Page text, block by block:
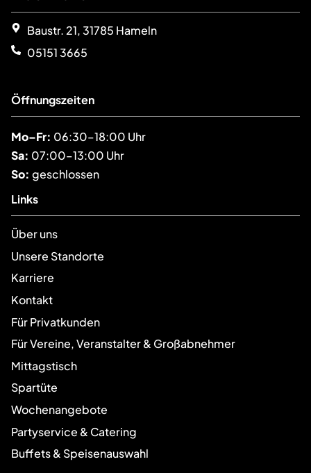
Baustr. 21, 31785 Hameln
05151 3665
Öffnungszeiten
Mo–Fr: 06:30–18:00 Uhr
Sa: 07:00–13:00 Uhr
So: geschlossen
Links
Über uns
Unsere Standorte
Karriere
Kontakt
Für Privatkunden
Für Vereine, Veranstalter & Großabnehmer
Mittagstisch
Spartüte
Wochenangebote
Partyservice & Catering
Buffets & Speisenauswahl